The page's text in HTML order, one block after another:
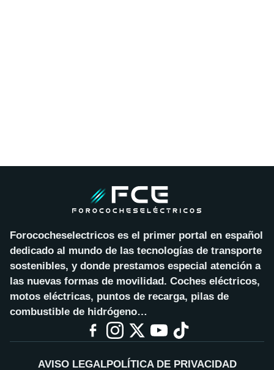
Forococheselectricos es el primer portal en español
dedicado al mundo de las tecnologías de transporte
sostenibles, y donde prestamos especial atención a
las nuevas formas de movilidad. Coches eléctricos,
motos eléctricas, puntos de recarga, pilas de
combustible de hidrógeno…
AVISO LEGALPOLÍTICA DE PRIVACIDAD